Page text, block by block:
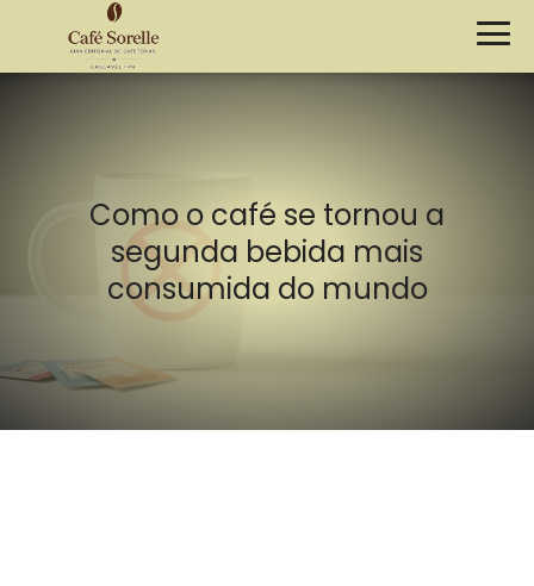
Como o café se tornou a
segunda bebida mais
consumida do mundo